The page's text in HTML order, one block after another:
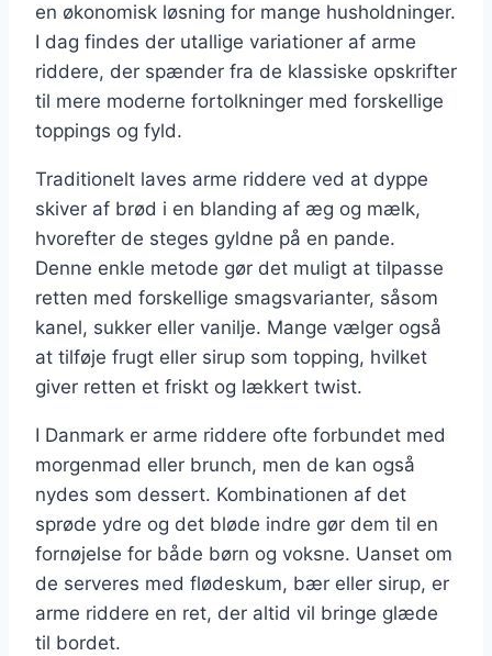
en økonomisk løsning for mange husholdninger.
I dag findes der utallige variationer af arme
riddere, der spænder fra de klassiske opskrifter
til mere moderne fortolkninger med forskellige
toppings og fyld.
Traditionelt laves arme riddere ved at dyppe
skiver af brød i en blanding af æg og mælk,
hvorefter de steges gyldne på en pande.
Denne enkle metode gør det muligt at tilpasse
retten med forskellige smagsvarianter, såsom
kanel, sukker eller vanilje. Mange vælger også
at tilføje frugt eller sirup som topping, hvilket
giver retten et friskt og lækkert twist.
I Danmark er arme riddere ofte forbundet med
morgenmad eller brunch, men de kan også
nydes som dessert. Kombinationen af det
sprøde ydre og det bløde indre gør dem til en
fornøjelse for både børn og voksne. Uanset om
de serveres med flødeskum, bær eller sirup, er
arme riddere en ret, der altid vil bringe glæde
til bordet.